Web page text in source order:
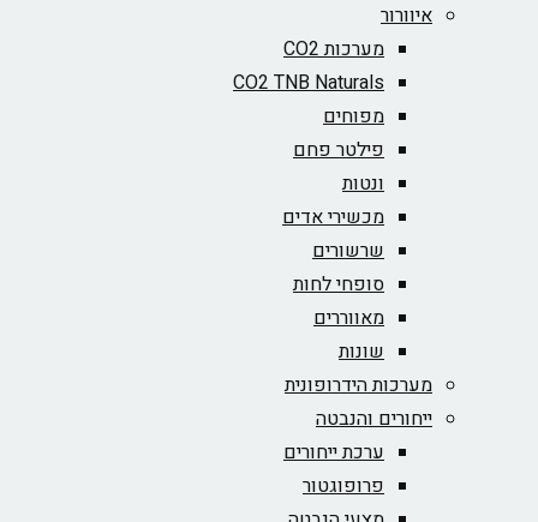
איוורור
מערכות CO2
CO2 TNB Naturals
מפוחים
פילטר פחם
ונטות
מכשירי אדים
שרשורים
סופחי לחות
מאווררים
שונות
מערכות הידרופונית
ייחורים והנבטה
ערכת ייחורים
פרופוגטור